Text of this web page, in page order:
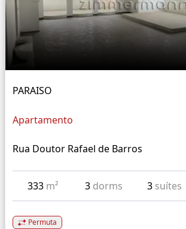
PARAISO
Apartamento
Rua Doutor Rafael de Barros
333 m² 3 dorms 3 suítes
Permuta